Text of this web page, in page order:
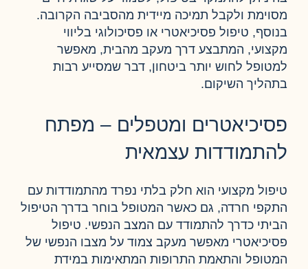
מסוימת ולקבל תמיכה מיידית מהסביבה הקרובה.
בנוסף, טיפול פסיכיאטרי או פסיכולוגי בליווי
מקצועי, המתבצע דרך מעקב מהבית, מאפשר
למטופל לחוש יותר ביטחון, דבר שמסייע רבות
בתהליך השיקום.
פסיכיאטרים ומטפלים – מפתח
להתמודדות עצמאית
טיפול מקצועי הוא חלק בלתי נפרד מהתמודדות עם
התקפי חרדה, גם כאשר המטופל בוחר בדרך הטיפול
הביתי כדרך להתמודד עם המצב הנפשי. טיפול
פסיכיאטרי מאפשר מעקב צמוד על מצבו הנפשי של
המטופל והתאמת התרופות המתאימות במידת